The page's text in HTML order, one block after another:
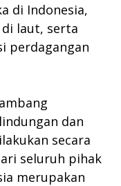
di Indonesia,
laut, serta
perdagangan
dan
secara
seluruh pihak
merupakan